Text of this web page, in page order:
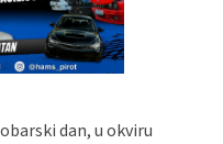
dan, u okviru